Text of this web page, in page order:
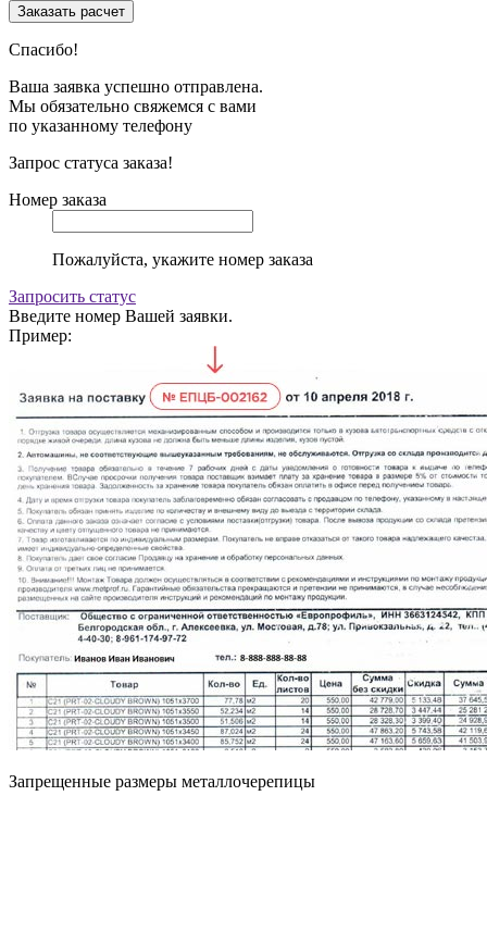
Спасибо!
Ваша заявка успешно отправлена.
Мы обязательно свяжемся с вами
по указанному телефону
Запрос статуса заказа!
Номер заказа
Пожалуйста, укажите номер заказа
Запросить статус
Введите номер Вашей заявки.
Пример:
Запрещенные размеры металлочерепицы